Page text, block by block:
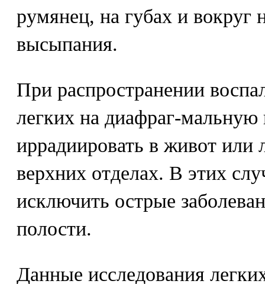
румянец, на губах и вокруг
высыпания.
При распространении
легких на диафраг-
иррадиировать в живот или
верхних отделах. В этих
исключить острые
полости.
Данные исследования